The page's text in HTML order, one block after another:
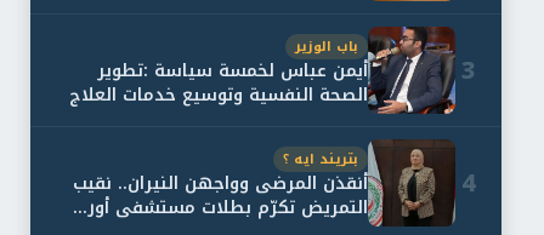
3
باب الوزير
أيمن عباس لخمسة سياسة :تطوير
الصحة النفسية وتوسيع خدمات العلاج
4
بتريند ايه ؟
أنقذن المرضى وواجهن النيران.. نقيب
التمريض تكرّم بطلات مستشفى أور...